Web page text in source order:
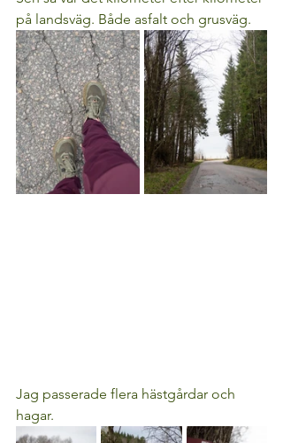
på landsväg. Både asfalt och grusväg.
Jag passerade flera hästgårdar och
hagar.